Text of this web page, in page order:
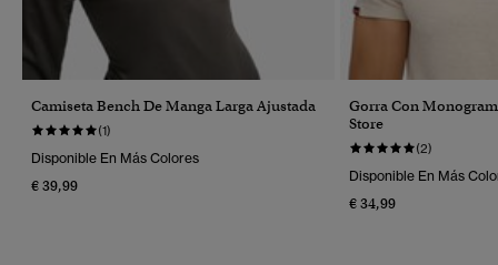
Camiseta Bench De Manga Larga Ajustada
(1)
Disponible En Más Colores
€ 39,99
Gorra Con
Store
(2)
Disponible En Más
€ 34,99